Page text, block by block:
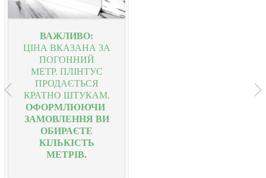
ВАЖЛИВО:
ЦІНА ВКАЗАНА ЗА
ПОГОННИЙ
МЕТР. ПЛІНТУС
ПРОДАЄТЬСЯ
КРАТНО ШТУКАМ.
ОФОРМЛЮЮЧИ
ЗАМОВЛЕННЯ ВИ
ОБИРАЄТЕ
КІЛЬКІСТЬ
МЕТРІВ.